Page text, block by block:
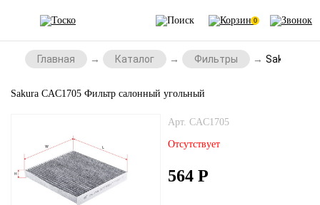
0
Главная Каталог Фильтры Sakura
Sakura CAC1705 Фильтр салонный угольный
Арт. CAC1705
Отсутствует
564 Р